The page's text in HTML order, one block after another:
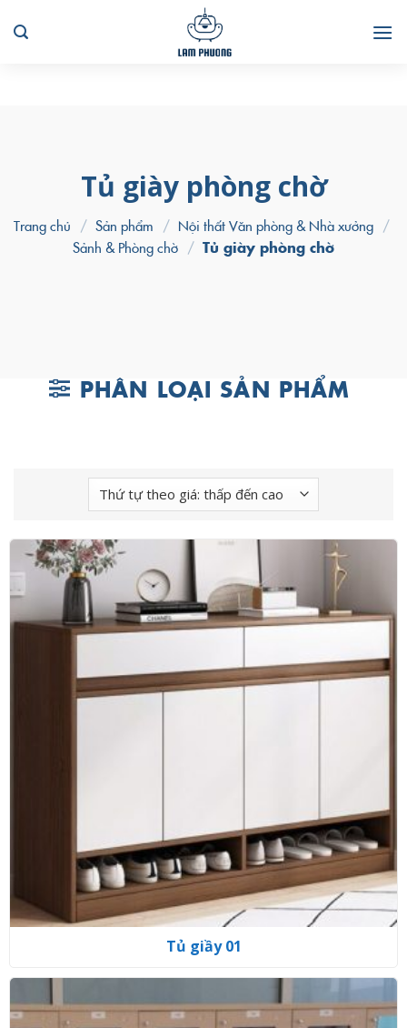
to
Tủ giày phòng chờ
Trang chủ / Sản phẩm / Nội thất Văn phòng & Nhà xưởng /
Sảnh & Phòng chờ / Tủ giày phòng chờ
PHÂN LOẠI SẢN PHẨM
Tủ giầy 01